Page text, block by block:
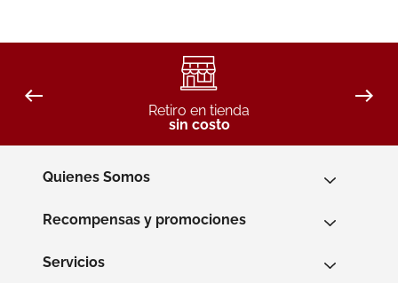
Retiro en tienda
sin costo
Quienes Somos
Recompensas y promociones
Servicios